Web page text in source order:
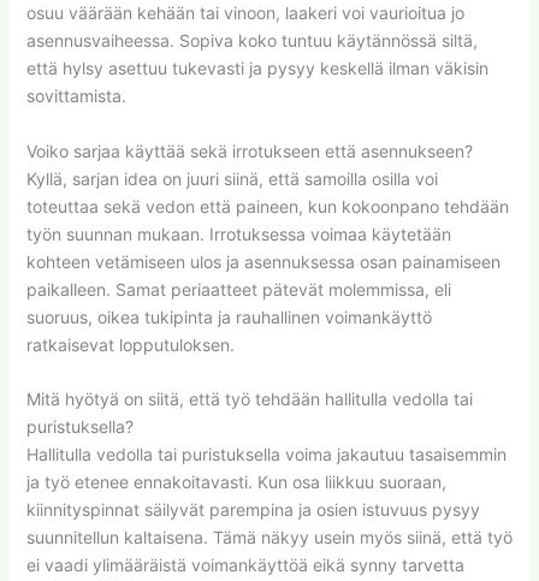
osuu väärään kehään tai vinoon, laakeri voi vaurioitua jo
asennusvaiheessa. Sopiva koko tuntuu käytännössä siltä,
että hylsy asettuu tukevasti ja pysyy keskellä ilman väkisin
sovittamista.
Voiko sarjaa käyttää sekä irrotukseen että asennukseen?
Kyllä, sarjan idea on juuri siinä, että samoilla osilla voi
toteuttaa sekä vedon että paineen, kun kokoonpano tehdään
työn suunnan mukaan. Irrotuksessa voimaa käytetään
kohteen vetämiseen ulos ja asennuksessa osan painamiseen
paikalleen. Samat periaatteet pätevät molemmissa, eli
suoruus, oikea tukipinta ja rauhallinen voimankäyttö
ratkaisevat lopputuloksen.
Mitä hyötyä on siitä, että työ tehdään hallitulla vedolla tai
puristuksella?
Hallitulla vedolla tai puristuksella voima jakautuu tasaisemmin
ja työ etenee ennakoitavasti. Kun osa liikkuu suoraan,
kiinnityspinnat säilyvät parempina ja osien istuvuus pysyy
suunnitellun kaltaisena. Tämä näkyy usein myös siinä, että työ
ei vaadi ylimääräistä voimankäyttöä eikä synny tarvetta